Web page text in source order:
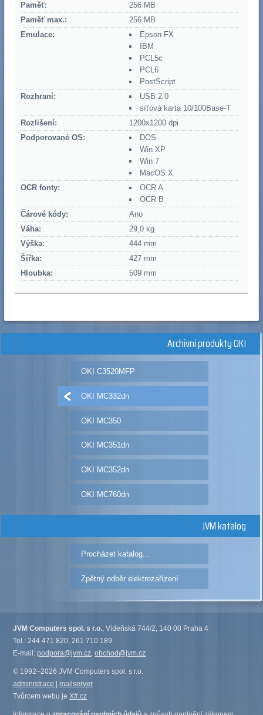
Paměť:
256 MB
Paměť max.:
256 MB
Emulace:
Epson FX
IBM
PCL5c
PCL6
PostScript
Rozhraní:
USB 2.0
síťová karta 10/100Base-T
Rozlišení:
1200x1200 dpi
Podporované OS:
DOS
Win XP
Win 7
MacOS X
OCR fonty:
OCR A
OCR B
Čárové kódy:
Ano
Váha:
29,0 kg
Výška:
444 mm
Šířka:
427 mm
Hloubka:
509 mm
Archivní produkty OKI
OKI C3520MFP
OKI MC332dn
OKI MC350
OKI MC351dn
OKI MC352dn
OKI MC760dn
JVM katalog
Procházet katalog...
Zpětný odběr elektrozařízení
JVM Computers spol. s r.o., Vídeňská 744/2, 140 00 Praha 4
Tel.: 244 471 820, 261 710 189
E-mail:podpora@jvm.cz,obchod@jvm.cz
© 1992–2026 JVM Computers spol. s r.o.
administrace |mailserver
Tvůrcem webu jeX#.cz